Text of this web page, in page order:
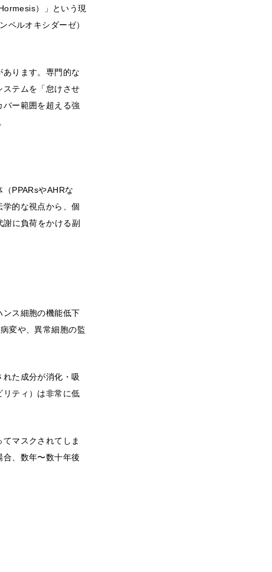
）」という現
ペルオキシダーゼ）
ります。専門的な
テムを「怠けさせ
ー範囲を超える強
PPARsやAHRな
的な視点から、個
謝に負荷をかける副
ス細胞の機能低下
変や、異常細胞の監
た成分が消化・吸
リティ）は非常に低
マスクされてしま
、数年〜数十年後